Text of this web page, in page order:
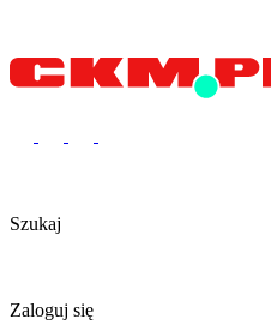
Szukaj
Zaloguj się